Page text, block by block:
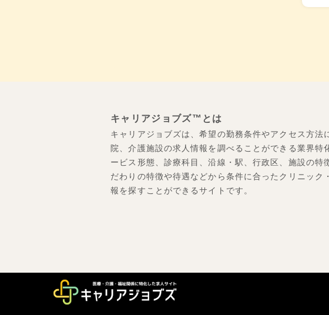
キャリアジョブズ™とは
キャリアジョブズは、希望の勤務条件やアクセス方法
院、介護施設の求人情報を調べることができる業界特
ービス形態、診療科目、沿線・駅、行政区、施設の特
だわりの特徴や待遇などから条件に合ったクリニック
報を探すことができるサイトです。